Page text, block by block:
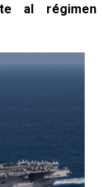
al régimen